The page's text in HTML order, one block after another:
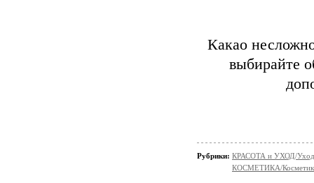
Какао
выбирайте
Рубрики: КРАСОТА и УХОД/Уход
КОСМЕТИКА/